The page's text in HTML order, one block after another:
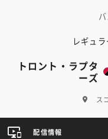
レギュ
トロント・ラプタ
ーズ
ス
配信情報